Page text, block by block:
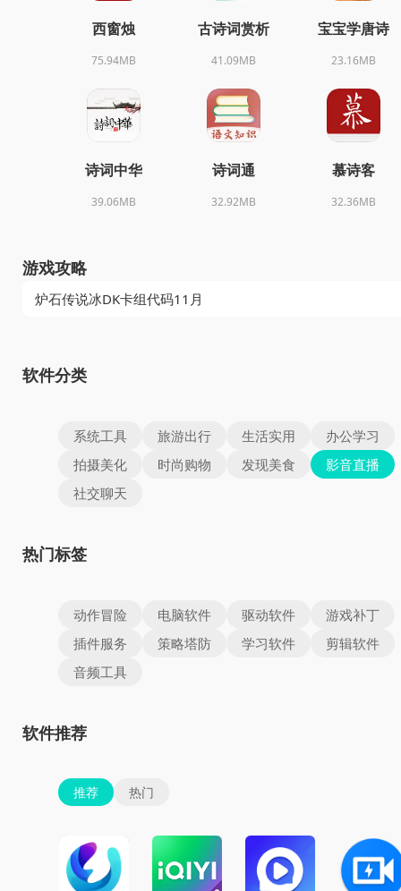
西窗烛
75.94MB
古诗词赏析
41.09MB
宝宝学唐诗
23.16MB
诗词中华
39.06MB
诗词通
32.92MB
慕诗客
32.36MB
游戏攻略
炉石传说冰DK卡组代码11月
软件分类
系统工具 旅游出行 生活实用
办公学习
拍摄美化
时尚购物 发现美食
影音直播
社交聊天
热门标签
动作冒险 电脑软件 驱动软件
游戏补丁
插件服务
策略塔防 学习软件
剪辑软件
音频工具
软件推荐
推荐 热门